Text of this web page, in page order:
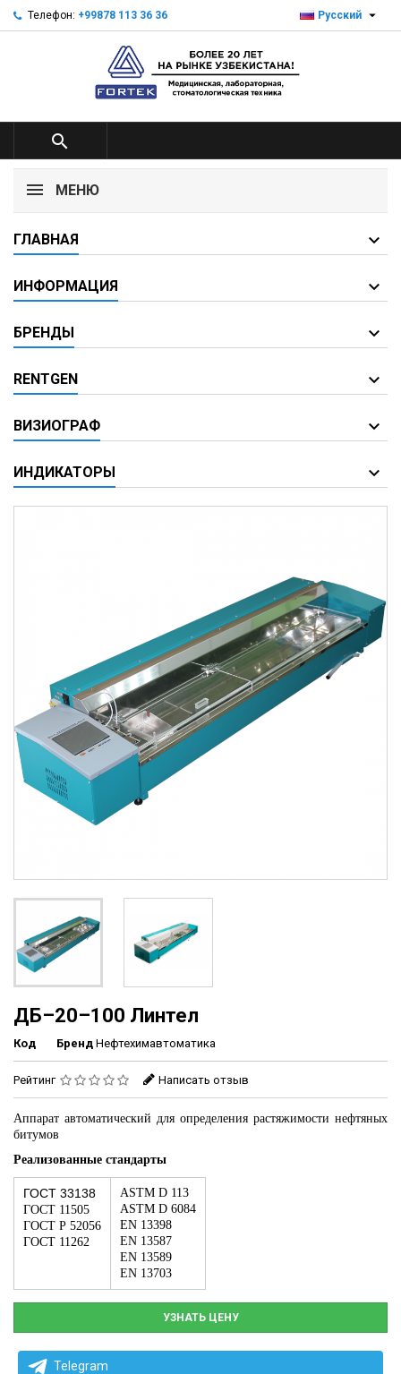
Телефон: +99878 113 36 36 Русский 

МЕНЮ
ГЛАВНАЯ
ИНФОРМАЦИЯ
БРЕНДЫ
RENTGEN
ВИЗИОГРАФ
ИНДИКАТОРЫ
ДБ–20–100 Линтел
Код Бренд Нефтехимавтоматика
Рейтинг Написать отзыв
Аппарат автоматический для определения растяжимости нефтяных
битумов
Реализованные стандарты
ГОСТ 33138
ГОСТ 11505
ГОСТ Р 52056
ГОСТ 11262
ASTM D 113
ASTM D 6084
EN 13398
EN 13587
EN 13589
EN 13703
УЗНАТЬ ЦЕНУ
Telegram